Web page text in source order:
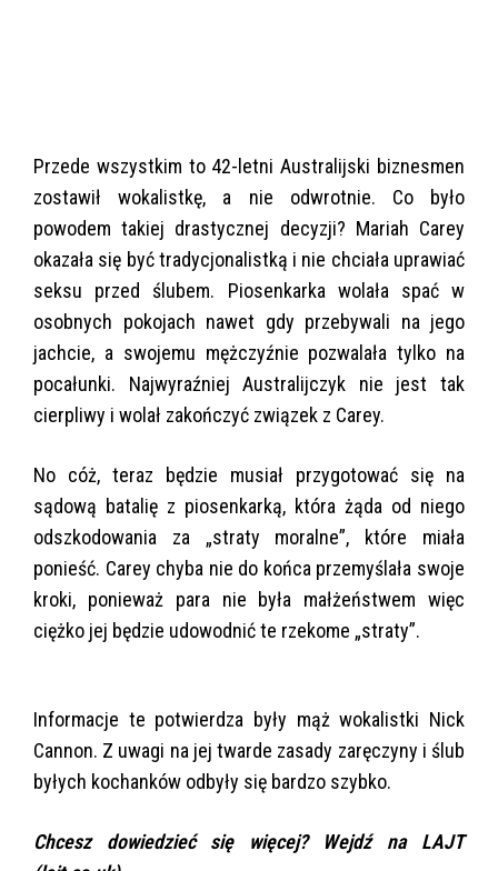
Przede wszystkim to 42-letni Australijski biznesmen
zostawił wokalistkę, a nie odwrotnie. Co było
powodem takiej drastycznej decyzji? Mariah Carey
okazała się być tradycjonalistką i nie chciała uprawiać
seksu przed ślubem. Piosenkarka wolała spać w
osobnych pokojach nawet gdy przebywali na jego
jachcie, a swojemu mężczyźnie pozwalała tylko na
pocałunki. Najwyraźniej Australijczyk nie jest tak
cierpliwy i wolał zakończyć związek z Carey.
No cóż, teraz będzie musiał przygotować się na
sądową batalię z piosenkarką, która żąda od niego
odszkodowania za „straty moralne”, które miała
ponieść. Carey chyba nie do końca przemyślała swoje
kroki, ponieważ para nie była małżeństwem więc
ciężko jej będzie udowodnić te rzekome „straty”.
Informacje te potwierdza były mąż wokalistki Nick
Cannon. Z uwagi na jej twarde zasady zaręczyny i ślub
byłych kochanków odbyły się bardzo szybko.
Chcesz dowiedzieć się więcej? Wejdź na LAJT